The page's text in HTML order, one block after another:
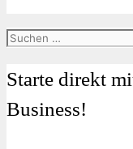
Suchen
Starte direkt
Business!